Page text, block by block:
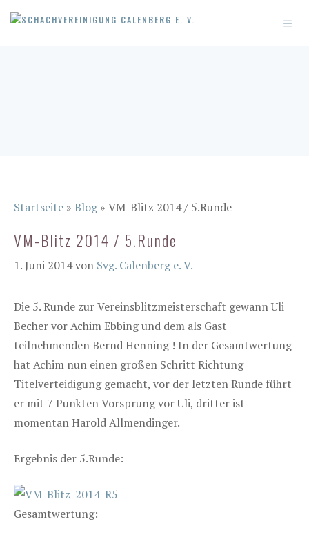
Zum
Inhalt
MENÜ
Startseite » Blog» VM-Blitz 2014 / 5.Runde
VM-Blitz 2014 / 5.Runde
1. Juni 2014von Svg. Calenberg e. V.
Die 5. Runde zur Vereinsblitzmeisterschaft gewann Uli
Becher vor Achim Ebbing und dem als Gast
teilnehmenden Bernd Henning ! In der Gesamtwertung
hat Achim nun einen großen Schritt Richtung
Titelverteidigung gemacht, vor der letzten Runde führt
er mit 7 Punkten Vorsprung vor Uli, dritter ist
momentan Harold Allmendinger.
Ergebnis der 5.Runde:
Gesamtwertung: